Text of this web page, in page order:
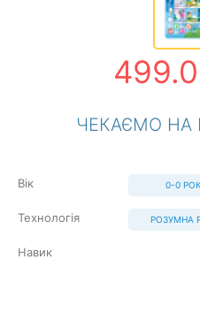
ЧЕКАЄМО НА
Вік 0-0
Технологія РОЗУМНА
Навик